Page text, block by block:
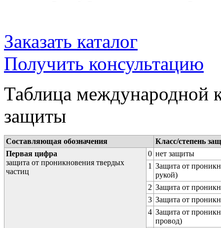
Заказать каталог
Получить консультацию
Таблица международной
защиты
Составляющая обозначения
Класс/степень
Первая цифра
защита от проникновения твердых
частиц
0 нет защиты
1 Защита от
рукой)
2 Защита от
3 Защита от
4 Защита от
провод)